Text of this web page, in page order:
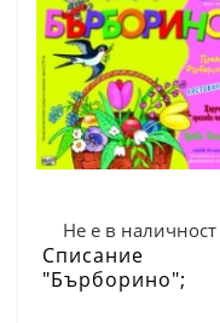
Не е в наличност
Списание
"Бърборино";